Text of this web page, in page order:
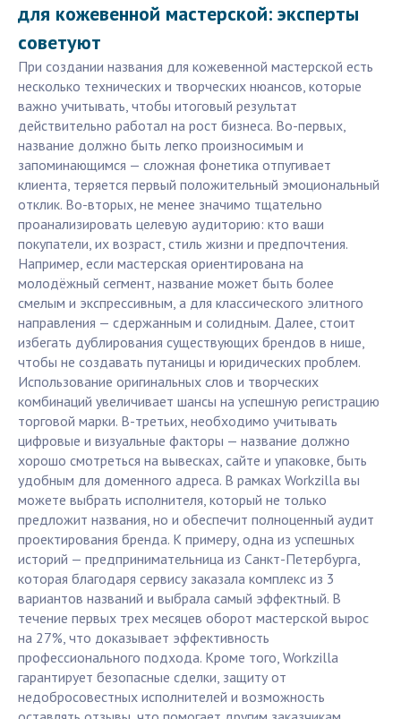
для кожевенной мастерской: эксперты
советуют
При создании названия для кожевенной мастерской есть
несколько технических и творческих нюансов, которые
важно учитывать, чтобы итоговый результат
действительно работал на рост бизнеса. Во-первых,
название должно быть легко произносимым и
запоминающимся — сложная фонетика отпугивает
клиента, теряется первый положительный эмоциональный
отклик. Во-вторых, не менее значимо тщательно
проанализировать целевую аудиторию: кто ваши
покупатели, их возраст, стиль жизни и предпочтения.
Например, если мастерская ориентирована на
молодёжный сегмент, название может быть более
смелым и экспрессивным, а для классического элитного
направления — сдержанным и солидным. Далее, стоит
избегать дублирования существующих брендов в нише,
чтобы не создавать путаницы и юридических проблем.
Использование оригинальных слов и творческих
комбинаций увеличивает шансы на успешную регистрацию
торговой марки. В-третьих, необходимо учитывать
цифровые и визуальные факторы — название должно
хорошо смотреться на вывесках, сайте и упаковке, быть
удобным для доменного адреса. В рамках Workzilla вы
можете выбрать исполнителя, который не только
предложит названия, но и обеспечит полноценный аудит
проектирования бренда. К примеру, одна из успешных
историй — предпринимательница из Санкт-Петербурга,
которая благодаря сервису заказала комплекс из 3
вариантов названий и выбрала самый эффектный. В
течение первых трех месяцев оборот мастерской вырос
на 27%, что доказывает эффективность
профессионального подхода. Кроме того, Workzilla
гарантирует безопасные сделки, защиту от
недобросовестных исполнителей и возможность